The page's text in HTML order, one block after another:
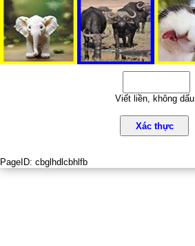
Viết liền, không dấu
Xác thực
PageID: cbglhdlcbhlfb